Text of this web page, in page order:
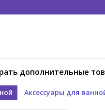
дополнительные
Аксессуары для